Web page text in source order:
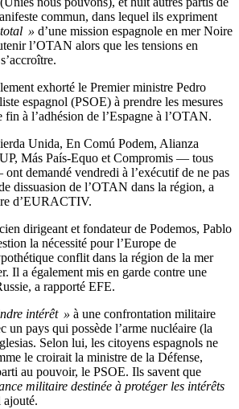
commun, dans lequel ils expriment
» d’une mission espagnole en mer Noire
l’OTAN alors que les tensions en
exhorté le Premier ministre Pedro
espagnol (PSOE) à prendre les mesures
fin à l’adhésion de l’Espagne à l’OTAN.
Unida, En Comú Podem, Alianza
Más País-Equo et Compromis — tous
demandé vendredi à l’exécutif de ne pas
dissuasion de l’OTAN dans la région, a
d’EURACTIV.
dirigeant et fondateur de Podemos, Pablo
la nécessité pour l’Europe de
conflit dans la région de la mer
Il a également mis en garde contre une
a rapporté EFE.
intérêt » à une confrontation militaire
un pays qui possède l’arme nucléaire (la
Selon lui, les citoyens espagnols ne
le croirait la ministre de la Défense,
au pouvoir, le PSOE. Ils savent que
militaire destinée à protéger les intérêts
ajouté.